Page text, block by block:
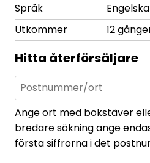
Språk
Engelska
Utkommer
12
Hitta återförsäljare
Ange ort med bokstäver
bredare sökning ange
första siffrorna i det